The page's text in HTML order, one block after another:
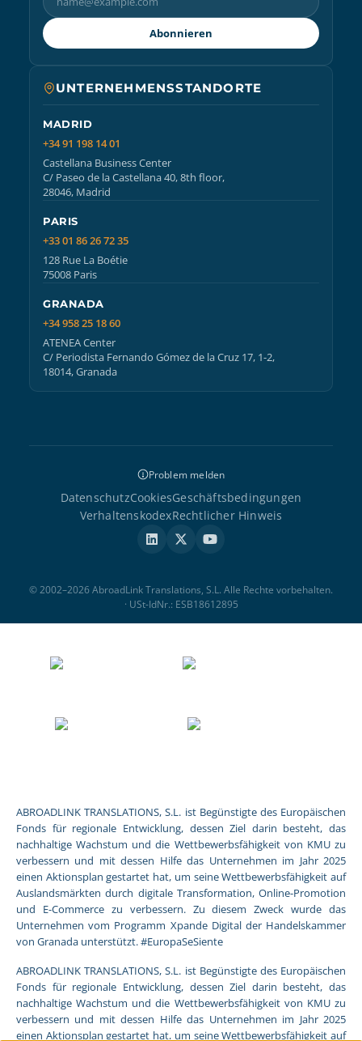
Abonnieren
UNTERNEHMENSSTANDORTE
MADRID
+34 91 198 14 01
Castellana Business Center
C/ Paseo de la Castellana 40, 8th floor,
28046, Madrid
PARIS
+33 01 86 26 72 35
128 Rue La Boétie
75008 Paris
GRANADA
+34 958 25 18 60
ATENEA Center
C/ Periodista Fernando Gómez de la Cruz 17, 1-2,
18014, Granada
Problem melden
DatenschutzCookiesGeschäftsbedingungen
VerhaltenskodexRechtlicher Hinweis
© 2002–2026 AbroadLink Translations, S.L. Alle Rechte vorbehalten.
· USt-IdNr.: ESB18612895
ABROADLINK TRANSLATIONS, S.L. ist Begünstigte des Europäischen
Fonds für regionale Entwicklung, dessen Ziel darin besteht, das
nachhaltige Wachstum und die Wettbewerbsfähigkeit von KMU zu
verbessern und mit dessen Hilfe das Unternehmen im Jahr 2025
einen Aktionsplan gestartet hat, um seine Wettbewerbsfähigkeit auf
Auslandsmärkten durch digitale Transformation, Online-Promotion
und E-Commerce zu verbessern. Zu diesem Zweck wurde das
Unternehmen vom Programm Xpande Digital der Handelskammer
von Granada unterstützt. #EuropaSeSiente
ABROADLINK TRANSLATIONS, S.L. ist Begünstigte des Europäischen
Fonds für regionale Entwicklung, dessen Ziel darin besteht, das
nachhaltige Wachstum und die Wettbewerbsfähigkeit von KMU zu
verbessern und mit dessen Hilfe das Unternehmen im Jahr 2025
einen Aktionsplan gestartet hat, um seine Wettbewerbsfähigkeit auf